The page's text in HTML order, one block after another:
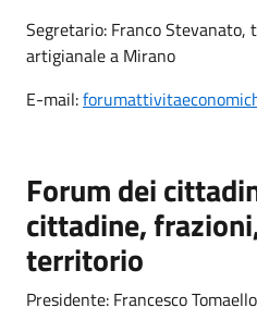
Segretario: Franco
artigianale a Mirano
E-mail:
Forum dei
cittadine,
territorio
Presidente: Francesco Tomaello